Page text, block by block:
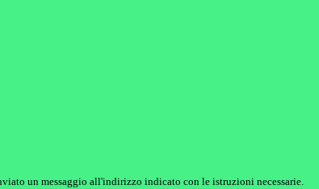
un messaggio all'indirizzo indicato con le istruzioni necessarie.